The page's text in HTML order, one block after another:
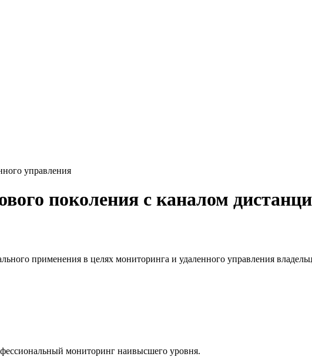
управления
поколения с каналом
применения в целях мониторинга и удаленного управления
мониторинг наивысшего уровня.